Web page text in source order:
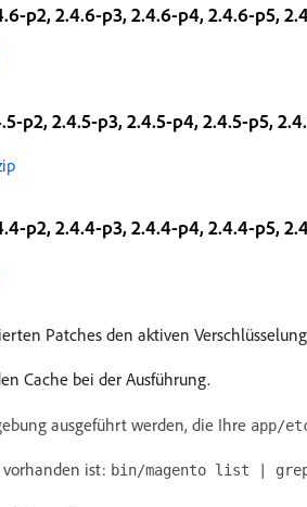
p2, 2.4.6-p3, 2.4.6-p4, 2.4.6-p5,
p2, 2.4.5-p3, 2.4.5-p4, 2.4.5-p5,
p2, 2.4.4-p3, 2.4.4-p4, 2.4.4-p5,
Patches den aktiven
Cache bei der Ausführung.
ausgeführt werden, die Ihre app/
vorhanden ist: bin/magento list |